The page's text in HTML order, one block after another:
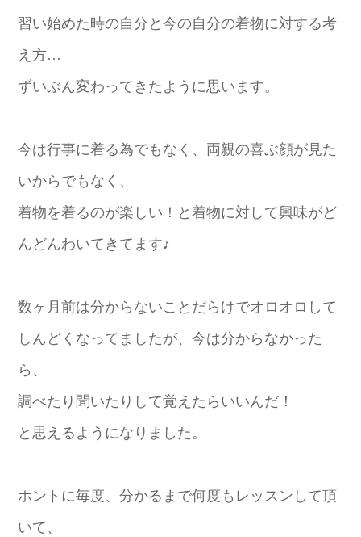
習い始めた時の自分と今の自分の着物に対する考
え方…
ずいぶん変わってきたように思います。
今は行事に着る為でもなく、両親の喜ぶ顔が見た
いからでもなく、
着物を着るのが楽しい！と着物に対して興味がど
んどんわいてきてます♪
数ヶ月前は分からないことだらけでオロオロして
しんどくなってましたが、今は分からなかった
ら、
調べたり聞いたりして覚えたらいいんだ！
と思えるようになりました。
ホントに毎度、分かるまで何度もレッスンして頂
いて、